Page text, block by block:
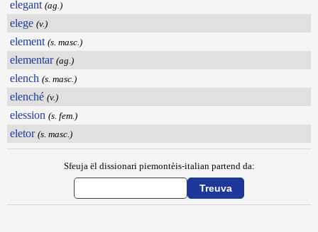
elegant (ag.)
elege (v.)
element (s. masc.)
elementar (ag.)
elench (s. masc.)
elenché (v.)
elession (s. fem.)
eletor (s. masc.)
Sfeuja ël dissionari piemontèis-italian partend da: